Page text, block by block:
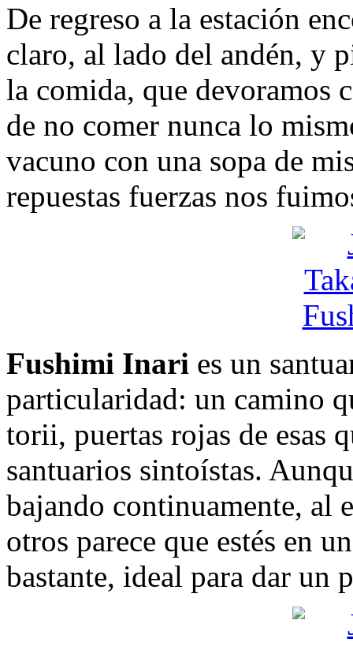
De regreso a la estación
claro, al lado del andén, y
la comida, que devoramos
de no comer nunca lo
vacuno con una sopa de
repuestas fuerzas nos
Fushimi Inari es un
particularidad: un camino
torii, puertas rojas de esas
santuarios sintoístas.
bajando continuamente, al
otros parece que estés en
bastante, ideal para dar un